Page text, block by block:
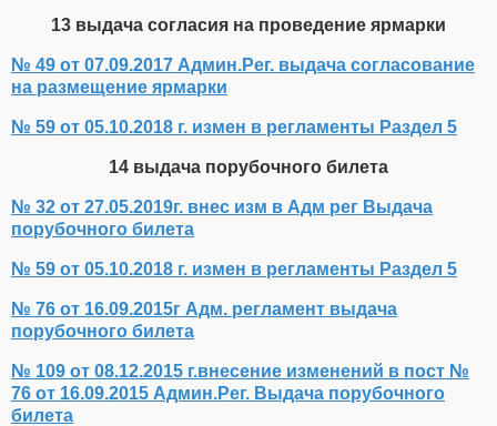
13 выдача согласия на проведение ярмарки
№ 49 от 07.09.2017 Админ.Рег. выдача согласование
на размещение ярмарки
№ 59 от 05.10.2018 г. измен в регламенты Раздел 5
14 выдача порубочного билета
№ 32 от 27.05.2019г. внес изм в Адм рег Выдача
порубочного билета
№ 59 от 05.10.2018 г. измен в регламенты Раздел 5
№ 76 от 16.09.2015г Адм. регламент выдача
порубочного билета
№ 109 от 08.12.2015 г.внесение изменений в пост №
76 от 16.09.2015 Админ.Рег. Выдача порубочного
билета